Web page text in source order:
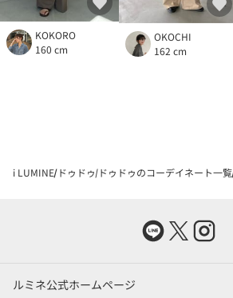
KOKORO
160 cm
OKOCHI
162 cm
i LUMINE ドゥドゥ ドゥドゥのコーデイネート一覧
ルミネ公式ホームページ